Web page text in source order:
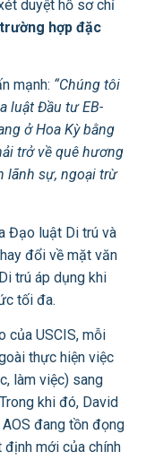
duyệt hồ sơ chỉ
hợp đặc
mạnh: “Chúng tôi
luật Đầu tư EB-
ở Hoa Kỳ bằng
trở về quê hương
lãnh sự, ngoại trừ
Đạo luật Di trú và
đổi về mặt văn
trú áp dụng khi
tối đa.
của USCIS, mỗi
thực hiện việc
làm việc) sang
khi đó, David
đang tồn đọng
định mới của chính